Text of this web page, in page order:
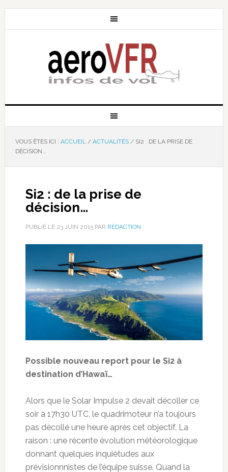
VOUS ÊTES ICI : ACCUEIL / ACTUALITÉS /SI2 : DE LA PRISE DE
DÉCISION…
Si2 : de la prise de
décision…
PUBLIÉ LE 23 JUIN 2015PAR RÉDACTION
Possible nouveau report pour le Si2 à
destination d’Hawaï…
Alors que le Solar Impulse 2 devait décoller ce
soir à 17h30 UTC, le quadrimoteur n’a toujours
pas décollé une heure après cet objectif. La
raison : une récente évolution météorologique
donnant quelques inquiètudes aux
prévisionnnistes de l’équipe suisse. Quand la